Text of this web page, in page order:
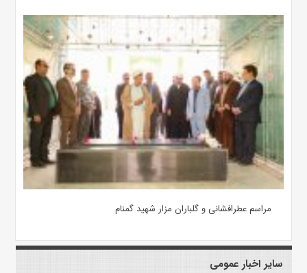
مراسم عطرافشانی و گلباران مزار شهید گمنام
سایر اخبار عمومی